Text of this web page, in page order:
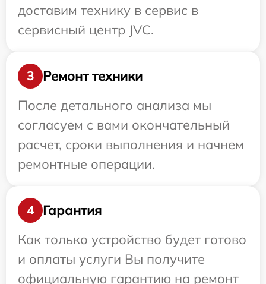
доставим технику в сервис в
сервисный центр JVC.
3
Ремонт техники
После детального анализа мы
согласуем с вами окончательный
расчет, сроки выполнения и начнем
ремонтные операции.
4
Гарантия
Как только устройство будет готово
и оплаты услуги Вы получите
официальную гарантию на ремонт